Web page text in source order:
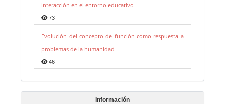
interacción en el entorno educativo
73
Evolución del concepto de función como respuesta a
problemas de la humanidad
46
Información